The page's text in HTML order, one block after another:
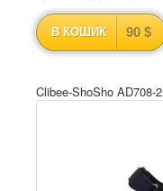
В КОШИК 90 $
Clibee-ShoSho AD708-2